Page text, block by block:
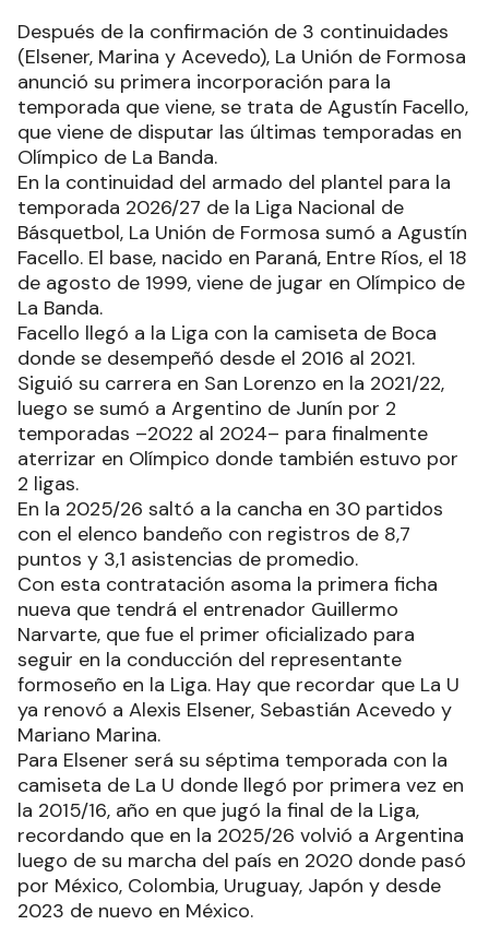
Después de la confirmación de 3 continuidades
(Elsener, Marina y Acevedo), La Unión de Formosa
anunció su primera incorporación para la
temporada que viene, se trata de Agustín Facello,
que viene de disputar las últimas temporadas en
Olímpico de La Banda.
En la continuidad del armado del plantel para la
temporada 2026/27 de la Liga Nacional de
Básquetbol, La Unión de Formosa sumó a Agustín
Facello. El base, nacido en Paraná, Entre Ríos, el 18
de agosto de 1999, viene de jugar en Olímpico de
La Banda.
Facello llegó a la Liga con la camiseta de Boca
donde se desempeñó desde el 2016 al 2021.
Siguió su carrera en San Lorenzo en la 2021/22,
luego se sumó a Argentino de Junín por 2
temporadas –2022 al 2024– para finalmente
aterrizar en Olímpico donde también estuvo por
2 ligas.
En la 2025/26 saltó a la cancha en 30 partidos
con el elenco bandeño con registros de 8,7
puntos y 3,1 asistencias de promedio.
Con esta contratación asoma la primera ficha
nueva que tendrá el entrenador Guillermo
Narvarte, que fue el primer oficializado para
seguir en la conducción del representante
formoseño en la Liga. Hay que recordar que La U
ya renovó a Alexis Elsener, Sebastián Acevedo y
Mariano Marina.
Para Elsener será su séptima temporada con la
camiseta de La U donde llegó por primera vez en
la 2015/16, año en que jugó la final de la Liga,
recordando que en la 2025/26 volvió a Argentina
luego de su marcha del país en 2020 donde pasó
por México, Colombia, Uruguay, Japón y desde
2023 de nuevo en México.